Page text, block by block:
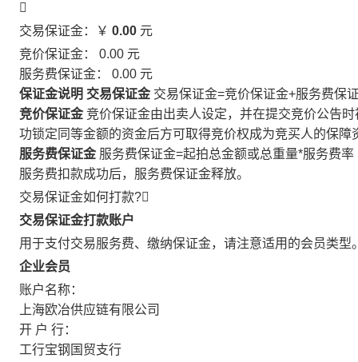

交易保证金：￥ 0.00 元
竞价保证金： 0.00 元
服务费保证金： 0.00 元
保证金说明 交易保证金 交易保证金=竞价保证金+服务费保
竞价保证金 竞价保证金由出卖人设定，并在提交竞价公告
功锁定同等金额的资金后方可取得竞价权成为竞买人的保障
服务费保证金 服务费保证金=起拍总金额或总重量*服务费率
服务费扣款成功后，服务费保证金释放。
交易保证金如何打款?
交易保证金打款账户
用于支付交易服务费、缴纳保证金，请注意适用的会员类型
企业会员
账户名称：
上海欧冶供应链有限公司
开 户 行：
工行宝钢国贸支行